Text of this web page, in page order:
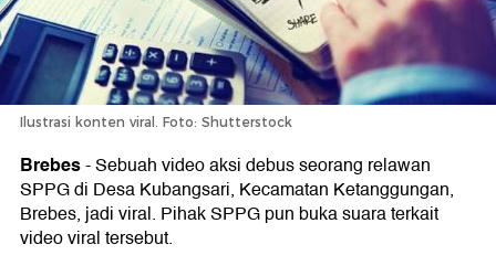
Ilustrasi konten viral. Foto: Shutterstock
Brebes-Sebuah video aksi debus seorang relawan
SPPG di Desa Kubangsari, Kecamatan Ketanggungan,
Brebes, jadi viral. Pihak SPPG pun buka suara terkait
video viral tersebut.